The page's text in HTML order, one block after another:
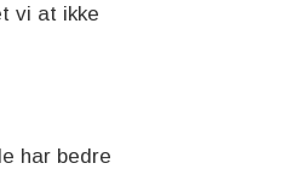
vi at ikke
har bedre